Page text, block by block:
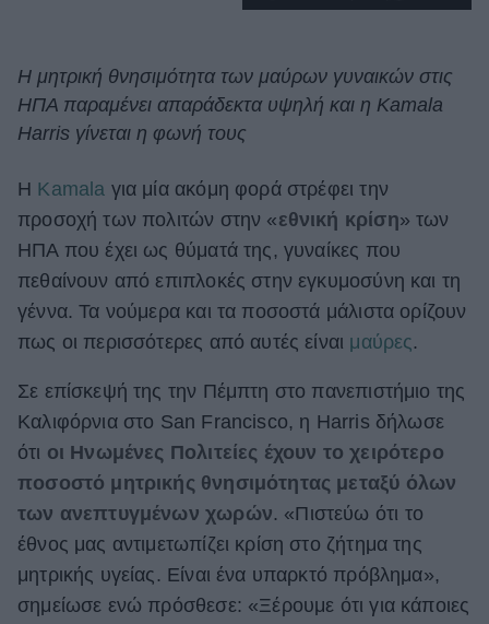
Cooking
Green
Αφιερώματα
ΒΟΞ
Χωρίς Ταμπέλες
Women's Forum
Hautes Grecians
Γάμος
Η μητρική θνησιμότητα των μαύρων γυναικών στις
ΗΠΑ παραμένει απαράδεκτα υψηλή και η Kamala
Harris γίνεται η φωνή τους
H Kamala για μία ακόμη φορά στρέφει την
προσοχή των πολιτών στην «εθνική κρίση» των
ΗΠΑ που έχει ως θύματά της, γυναίκες που
πεθαίνουν από επιπλοκές στην εγκυμοσύνη και τη
γέννα. Τα νούμερα και τα ποσοστά μάλιστα ορίζουν
πως οι περισσότερες από αυτές είναι μαύρες.
Σε επίσκεψή της την Πέμπτη στο πανεπιστήμιο της
Καλιφόρνια στο San Francisco, η Harris δήλωσε
ότι οι Ηνωμένες Πολιτείες έχουν το χειρότερο
ποσοστό μητρικής θνησιμότητας μεταξύ όλων
των ανεπτυγμένων χωρών. «Πιστεύω ότι το
έθνος μας αντιμετωπίζει κρίση στο ζήτημα της
μητρικής υγείας. Είναι ένα υπαρκτό πρόβλημα»,
σημείωσε ενώ πρόσθεσε: «Ξέρουμε ότι για κάποιες